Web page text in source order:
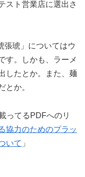
スト営業店に選出さ
張琥」についてはウ
す。しかも、ラーメ
したとか。また、麺
とか。
ってるPDFへのリ
協力のためのプラッ
いて 」